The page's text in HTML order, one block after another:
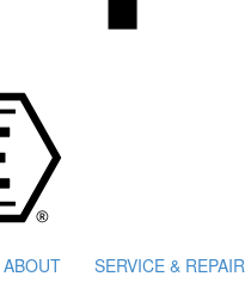
ABOUT SERVICE & REPAIR